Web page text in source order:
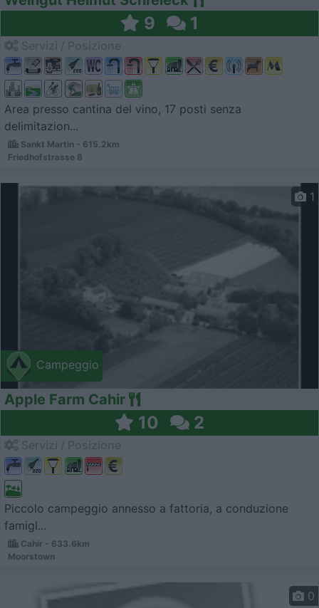
9 1
Area presso cantina del vino, 17 posti senza
delimitazion...
Sankt Martin - 615.2km
Friedhofstrasse 8
Campeggio
1
Apple Farm Cahir
10 2
Piccolo campeggio annesso a fattoria, a conduzione
famigl...
Cahir - 633.6km
Moorstown
0